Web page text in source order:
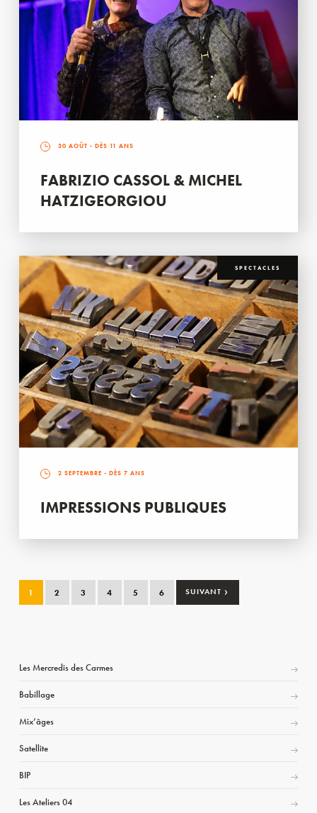
30 AOÛT - DÈS 11 ANS
FABRIZIO CASSOL & MICHEL
HATZIGEORGIOU
SPECTACLES
2 SEPTEMBRE - DÈS 7 ANS
IMPRESSIONS PUBLIQUES
1 2 3 4 5 6 SUIVANT ›
Les Mercredis des Carmes
Babillage
Mix’âges
Satellite
BIP
Les Ateliers 04